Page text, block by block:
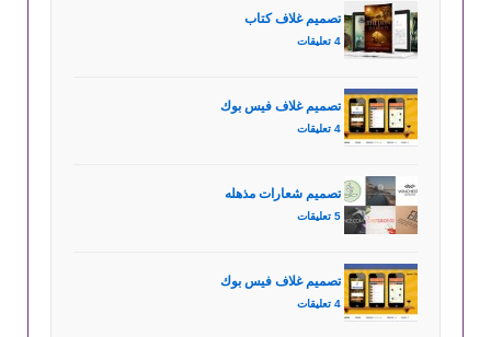
تصميم غلاف كتاب
4 تعليقات
تصميم غلاف فيس بوك
4 تعليقات
تصميم شعارات مذهله
5 تعليقات
تصميم غلاف فيس بوك
4 تعليقات